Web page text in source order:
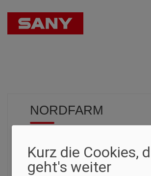
NORDFARM
CONSTRUCTION
XYZ
Kurz die Cookies,
geht's weiter